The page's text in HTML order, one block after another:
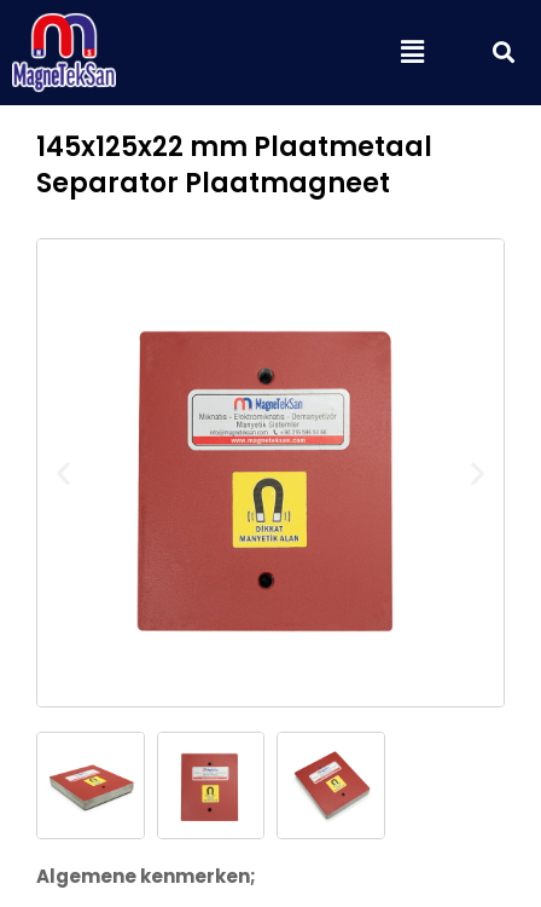
naar
de
inhoud
Menu
145x125x22 mm Plaatmetaal
Separator Plaatmagneet
Algemene kenmerken;